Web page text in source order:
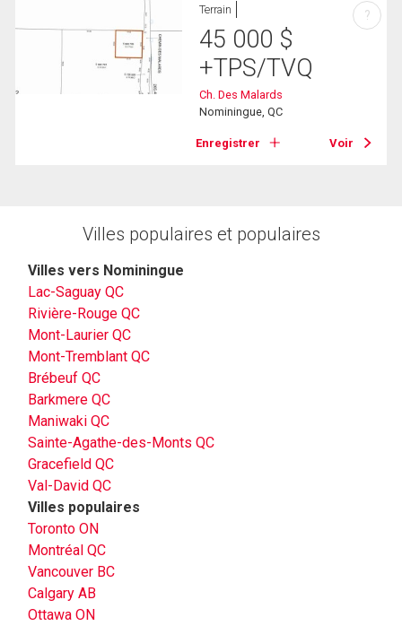
Terrain
45 000 $
+TPS/TVQ
Ch. Des Malards
Nominingue, QC
Enregistrer Voir
?
Villes populaires et populaires
Villes vers Nominingue
Lac-Saguay QC
Rivière-Rouge QC
Mont-Laurier QC
Mont-Tremblant QC
Brébeuf QC
Barkmere QC
Maniwaki QC
Sainte-Agathe-des-Monts QC
Gracefield QC
Val-David QC
Villes populaires
Toronto ON
Montréal QC
Vancouver BC
Calgary AB
Ottawa ON